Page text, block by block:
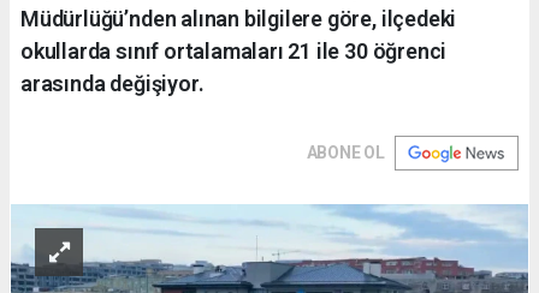
Müdürlüğü’nden alınan bilgilere göre, ilçedeki
okullarda sınıf ortalamaları 21 ile 30 öğrenci
arasında değişiyor.
ABONE OL